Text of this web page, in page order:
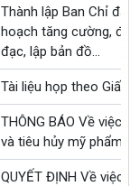
Thành lập Ban Chỉ
hoạch tăng cường,
đạc, lập bản đồ...
Tài liệu họp theo
THÔNG BÁO Về
và tiêu hủy mỹ
QUYẾT ĐỊNH Về